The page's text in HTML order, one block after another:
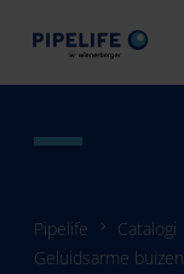
Pipelife Catalogi
Geluidsarme buizen